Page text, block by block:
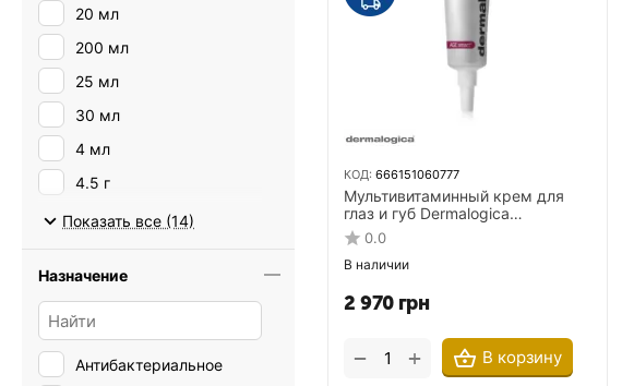
КОД: 666151060777
Мультивитаминный крем для
глаз и губ Dermalogica
Multivitamin Power Firm eye & lip
area 15 мл
0.0
В наличии
2 970 грн
В корзину
+
−
20 мл
200 мл
25 мл
30 мл
4 мл
4.5 г
5 мл
6.5 мл
75 мл
Показать все (14)
Назначение
Антибактериальное